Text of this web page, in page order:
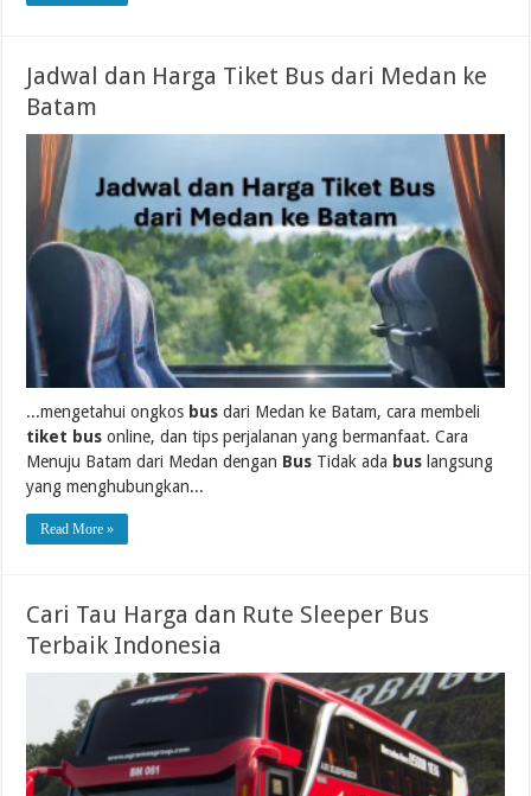
Jadwal dan Harga Tiket Bus dari Medan ke
Batam
...mengetahui ongkos bus dari Medan ke Batam, cara membeli
tiket bus online, dan tips perjalanan yang bermanfaat. Cara
Menuju Batam dari Medan dengan Bus Tidak ada bus langsung
yang menghubungkan...
Read More »
Cari Tau Harga dan Rute Sleeper Bus
Terbaik Indonesia